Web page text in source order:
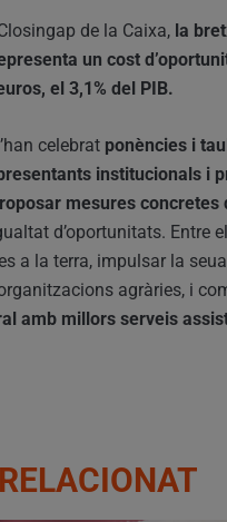
de la Caixa, la
un cost
el 3,1% del PIB.
celebrat ponències i
institucionals i
mesures concretes
d’oportunitats. Entre
a la terra, impulsar la
agràries, i
amb millors serveis
RELACIONAT